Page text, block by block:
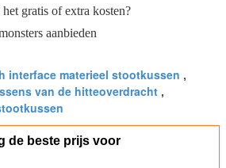
gratis of extra kosten?
aanbieden
interface materieel stootkussen ,
van de hitteoverdracht ,
de beste prijs voor